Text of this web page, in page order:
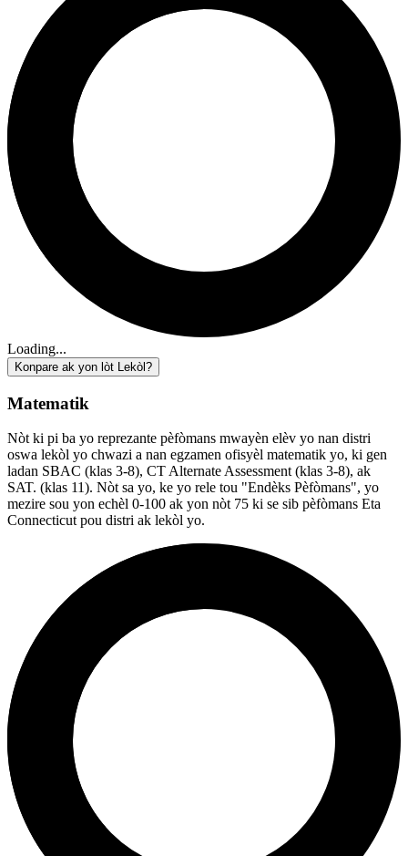
Loading...
Konpare ak yon lòt Lekòl?
Matematik
Nòt ki pi ba yo reprezante pèfòmans mwayèn elèv yo nan distri
oswa lekòl yo chwazi a nan egzamen ofisyèl matematik yo, ki gen
ladan SBAC (klas 3-8), CT Alternate Assessment (klas 3-8), ak
SAT. (klas 11). Nòt sa yo, ke yo rele tou "Endèks Pèfòmans", yo
mezire sou yon echèl 0-100 ak yon nòt 75 ki se sib pèfòmans Eta
Connecticut pou distri ak lekòl yo.